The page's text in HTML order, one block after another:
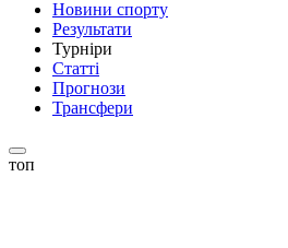
Новини спорту
Результати
Турніри
Статті
Прогнози
Трансфери
топ